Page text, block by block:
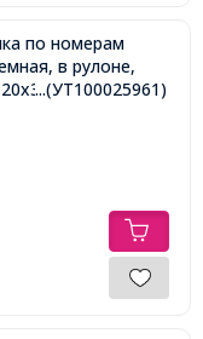
по номерам
в рулоне,
...(УТ100025961)